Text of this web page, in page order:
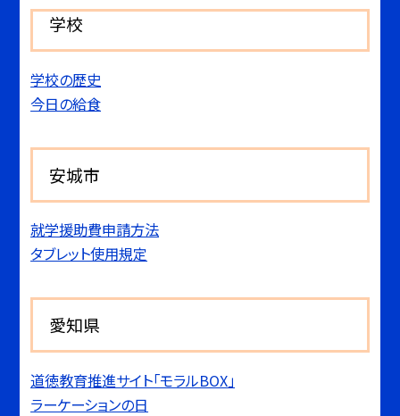
学校
学校の歴史
今日の給食
安城市
就学援助費申請方法
タブレット使用規定
愛知県
道徳教育推進サイト「モラルBOX」
ラーケーションの日